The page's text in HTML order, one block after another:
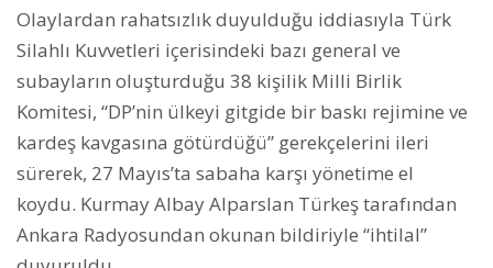
Olaylardan rahatsızlık duyulduğu iddiasıyla Türk
Silahlı Kuvvetleri içerisindeki bazı general ve
subayların oluşturduğu 38 kişilik Milli Birlik
Komitesi, “DP’nin ülkeyi gitgide bir baskı rejimine ve
kardeş kavgasına götürdüğü” gerekçelerini ileri
sürerek, 27 Mayıs’ta sabaha karşı yönetime el
koydu. Kurmay Albay Alparslan Türkeş tarafından
Ankara Radyosundan okunan bildiriyle “ihtilal”